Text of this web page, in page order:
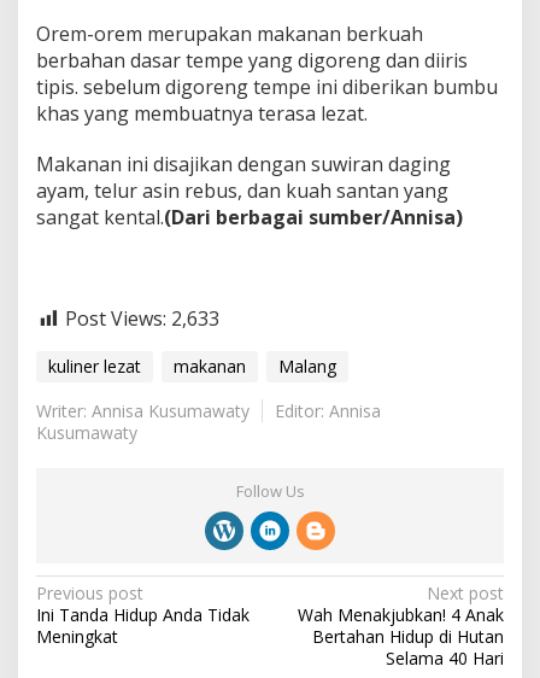
Orem-orem merupakan makanan berkuah
berbahan dasar tempe yang digoreng dan diiris
tipis. sebelum digoreng tempe ini diberikan bumbu
khas yang membuatnya terasa lezat.
Makanan ini disajikan dengan suwiran daging
ayam, telur asin rebus, dan kuah santan yang
sangat kental.(Dari berbagai sumber/Annisa)
Post Views: 2,633
kuliner lezat makanan
Malang
Writer: Annisa Kusumawaty
Editor: Annisa
Kusumawaty
Follow Us
P
o
Previous post
Ini Tanda Hidup Anda Tidak
Meningkat
Next post
Wah Menakjubkan! 4 Anak
Bertahan Hidup di Hutan
Selama 40 Hari